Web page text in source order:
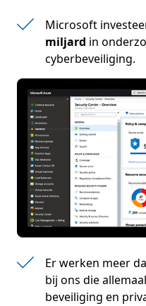
Microsoft
miljard in
cyberbeveiliging.
Er werken meer
bij ons die
beveiliging en